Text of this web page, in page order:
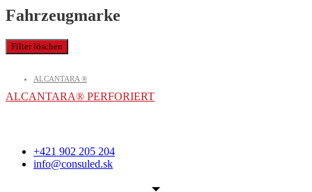
Fahrzeugmarke
Filter löschen
ALCANTARA ®
ALCANTARA® PERFORIERT
+421 902 205 204
info@consuled.sk